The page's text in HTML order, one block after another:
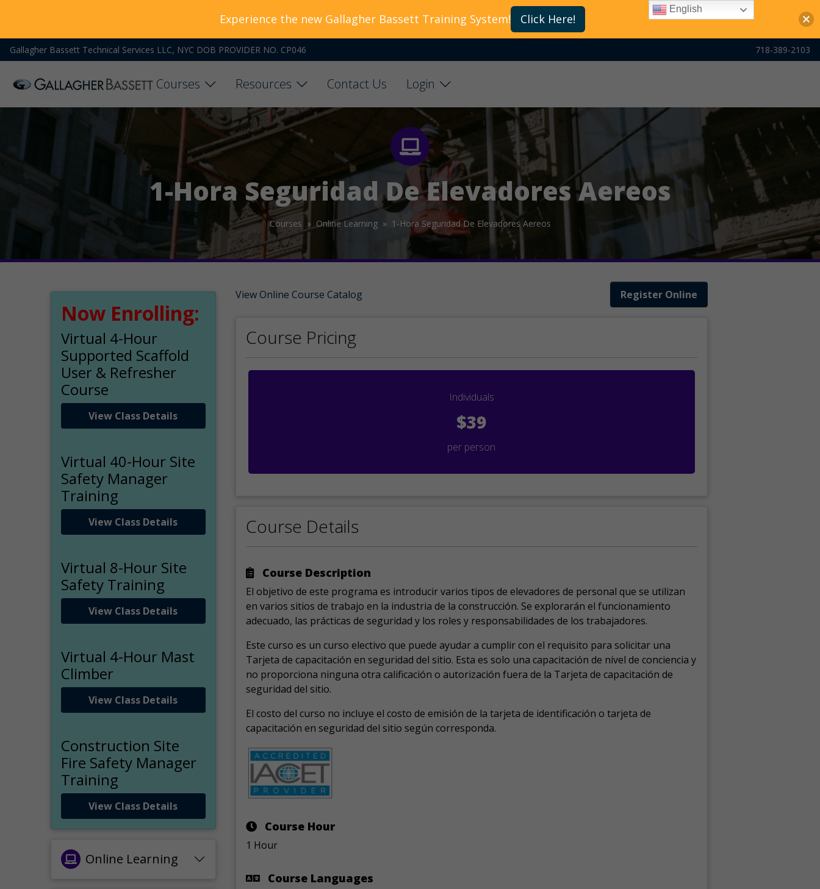
Gallagher Bassett Technical Services LLC, NYC DOB PROVIDER NO. CP046 718-389-2103
Courses Resources Contact Us Login
1-Hora Seguridad De Elevadores Aereos
Courses » Online Learning » 1-Hora Seguridad De Elevadores Aereos
Now Enrolling:
Virtual 4-Hour
Supported Scaffold
User & Refresher
Course
View Class Details
Virtual 40-Hour Site
Safety Manager
Training
View Class Details
Virtual 8-Hour Site
Safety Training
View Class Details
Virtual 4-Hour Mast
Climber
View Class Details
Construction Site
Fire Safety Manager
Training
View Class Details
Online Learning
View Online Course Catalog Register Online
Course Pricing
Individuals
$39
per person
Course Details
Course Description
El objetivo de este programa es introducir varios tipos de elevadores de personal que se utilizan
en varios sitios de trabajo en la industria de la construcción. Se explorarán el funcionamiento
adecuado, las prácticas de seguridad y los roles y responsabilidades de los trabajadores.
Este curso es un curso electivo que puede ayudar a cumplir con el requisito para solicitar una
Tarjeta de capacitación en seguridad del sitio. Esta es solo una capacitación de nivel de conciencia y
no proporciona ninguna otra calificación o autorización fuera de la Tarjeta de capacitación de
seguridad del sitio.
El costo del curso no incluye el costo de emisión de la tarjeta de identificación o tarjeta de
capacitación en seguridad del sitio según corresponda.
Course Hour
1 Hour
Course Languages
Experience the new Gallagher Bassett Training System! Click Here!
English